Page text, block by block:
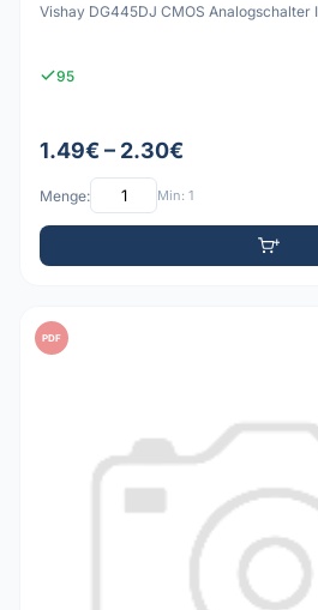
Vishay DG445DJ CMOS Analogschalter
95
1.49€ – 2.30€
Menge: Min: 1
PDF